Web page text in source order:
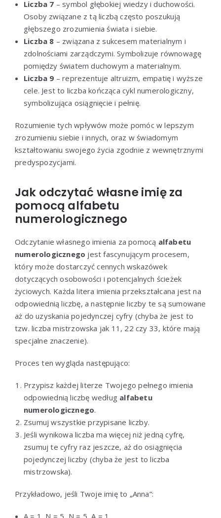
Liczba 7 – symbol głębokiej wiedzy i duchowości.
Osoby związane z tą liczbą często poszukują
głębszego zrozumienia świata i siebie.
Liczba 8 – związana z sukcesem materialnym i
zdolnościami zarządczymi. Symbolizuje równowagę
pomiędzy światem duchowym a materialnym.
Liczba 9 – reprezentuje altruizm, empatię i wyższe
cele. Jest to liczba kończąca cykl numerologiczny,
symbolizująca osiągnięcie i pełnię.
Rozumienie tych wpływów może pomóc w lepszym
zrozumieniu siebie i innych, oraz w świadomym
kształtowaniu swojego życia zgodnie z wewnętrznymi
predyspozycjami.
Jak odczytać własne imię za
pomocą alfabetu
numerologicznego
Odczytanie własnego imienia za pomocą alfabetu
numerologicznego jest fascynującym procesem,
który może dostarczyć cennych wskazówek
dotyczących osobowości i potencjalnych ścieżek
życiowych. Każda litera imienia przekształcana jest na
odpowiednią liczbę, a następnie liczby te są sumowane
aż do uzyskania pojedynczej cyfry (chyba że jest to
tzw. liczba mistrzowska jak 11, 22 czy 33, które mają
specjalne znaczenie).
Proces ten wygląda następująco:
Przypisz każdej literze Twojego pełnego imienia
odpowiednią liczbę według alfabetu
numerologicznego.
Zsumuj wszystkie przypisane liczby.
Jeśli wynikowa liczba ma więcej niż jedną cyfrę,
zsumuj te cyfry raz jeszcze, aż do osiągnięcia
pojedynczej liczby (chyba że jest to liczba
mistrzowska).
Przykładowo, jeśli Twoje imię to „Anna”: